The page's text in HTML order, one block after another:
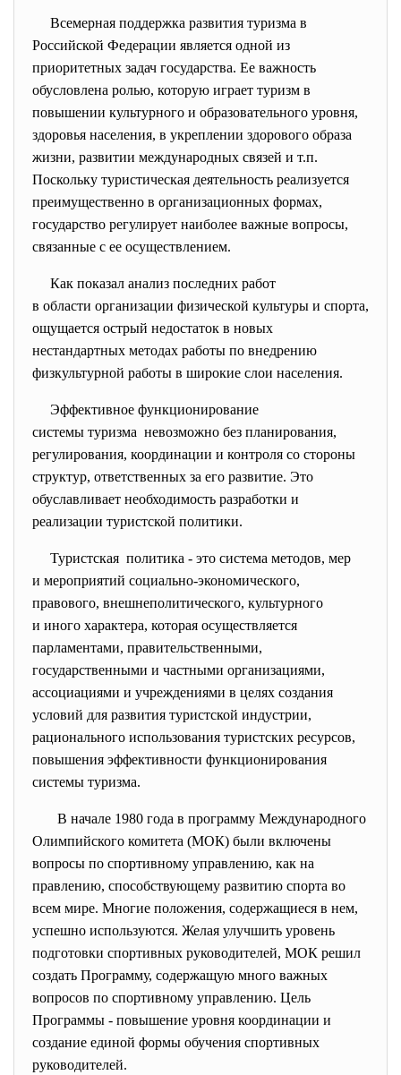
Всемерная поддержка развития туризма в
Российской Федерации является одной из
приоритетных задач государства. Ее важность
обусловлена ролью, которую играет туризм в
повышении культурного и образовательного уровня,
здоровья населения, в укреплении здорового образа
жизни, развитии международных связей и т.п.
Поскольку туристическая деятельность реализуется
преимущественно в организационных формах,
государство регулирует наиболее важные вопросы,
связанные с ее осуществлением.
Как показал анализ последних работ
в области организации физической культуры и спорта,
ощущается острый недостаток в новых
нестандартных методах работы по внедрению
физкультурной работы в широкие слои населения.
Эффективное функционирование
системы туризма невозможно без планирования,
регулирования, координации и контроля со стороны
структур, ответственных за его развитие. Это
обуславливает необходимость разработки и
реализации туристской политики.
Туристская политика - это система методов, мер
и мероприятий социально-экономического,
правового, внешнеполитического, культурного
и иного характера, которая осуществляется
парламентами, правительственными,
государственными и частными организациями,
ассоциациями и учреждениями в целях создания
условий для развития туристской индустрии,
рационального использования туристских ресурсов,
повышения эффективности функционирования
системы туризма.
В начале 1980 года в программу Международного
Олимпийского комитета (МОК) были включены
вопросы по спортивному управлению, как на
правлению, способствующему развитию спорта во
всем мире. Многие положения, содержащиеся в нем,
успешно используются. Желая улучшить уровень
подготовки спортивных руководителей, МОК решил
создать Программу, содержащую много важных
вопросов по спортивному управлению. Цель
Программы - повышение уровня координации и
создание единой формы обучения спортивных
руководителей.